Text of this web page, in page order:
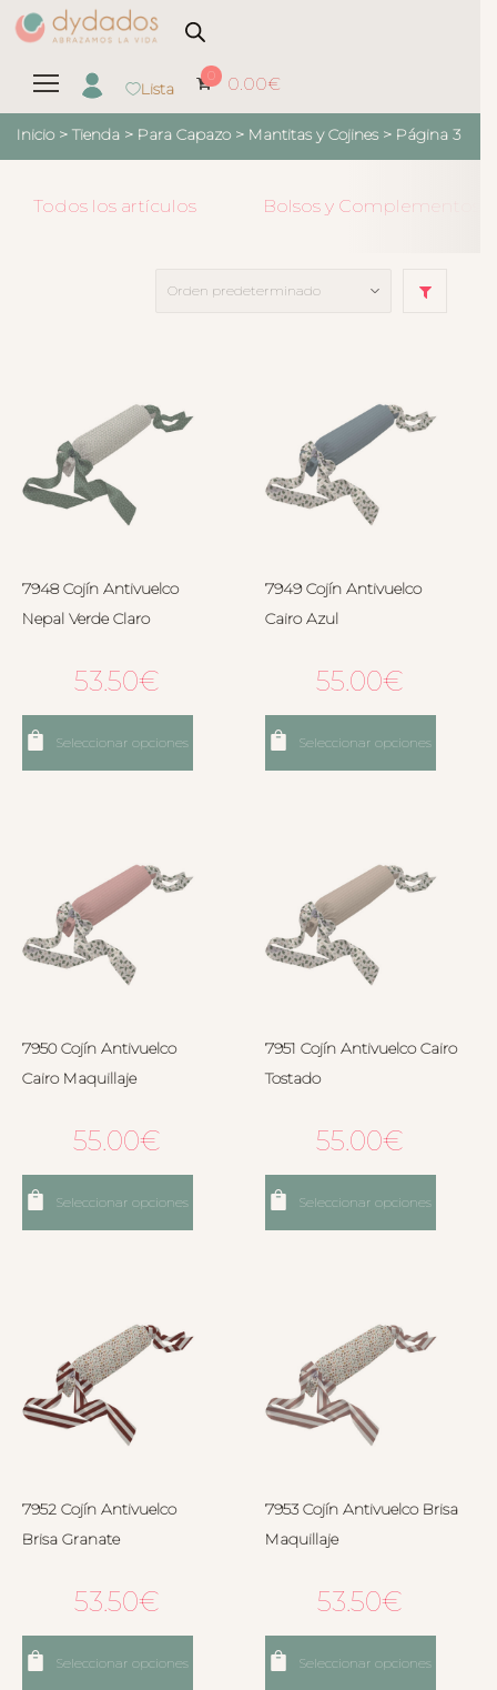
Lista
0 0.00€
Inicio > Tienda > Para Capazo > Mantitas y Cojines > Página 3
Todos los artículos Bolsos y Complementos
7948 Cojín Antivuelco
Nepal Verde Claro
53.50€
Seleccionar opciones
7949 Cojín Antivuelco
Cairo Azul
55.00€
Seleccionar opciones
7950 Cojín Antivuelco
Cairo Maquillaje
55.00€
Seleccionar opciones
7951 Cojín Antivuelco Cairo
Tostado
55.00€
Seleccionar opciones
7952 Cojín Antivuelco
Brisa Granate
53.50€
Seleccionar opciones
7953 Cojín Antivuelco Brisa
Maquillaje
53.50€
Seleccionar opciones